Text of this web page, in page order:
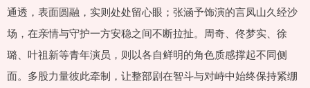
通透，表面圆融，实则处处留心眼；张涵予饰演的言凤山久经沙
场，在亲情与守护一方安稳之间不断拉扯。周奇、佟梦实、徐
璐、叶祖新等青年演员，则以各自鲜明的角色质感撑起不同侧
面。多股力量彼此牵制，让整部剧在智斗与对峙中始终保持紧绷